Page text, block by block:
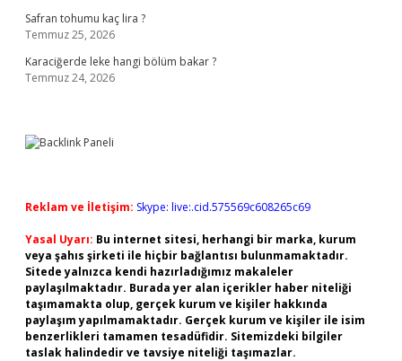
Safran tohumu kaç lira ?
Temmuz 25, 2026
Karaciğerde leke hangi bölüm bakar ?
Temmuz 24, 2026
Reklam ve İletişim: Skype: live:.cid.575569c608265c69
Yasal Uyarı: Bu internet sitesi, herhangi bir marka, kurum
veya şahıs şirketi ile hiçbir bağlantısı bulunmamaktadır.
Sitede yalnızca kendi hazırladığımız makaleler
paylaşılmaktadır. Burada yer alan içerikler haber niteliği
taşımamakta olup, gerçek kurum ve kişiler hakkında
paylaşım yapılmamaktadır. Gerçek kurum ve kişiler ile isim
benzerlikleri tamamen tesadüfidir. Sitemizdeki bilgiler
taslak halindedir ve tavsiye niteliği taşımazlar.